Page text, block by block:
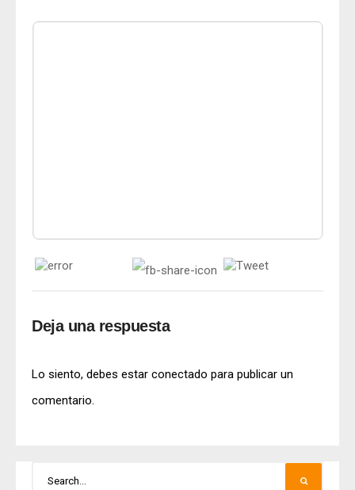
Deja una respuesta
Lo siento, debes estar conectado para publicar un
comentario.